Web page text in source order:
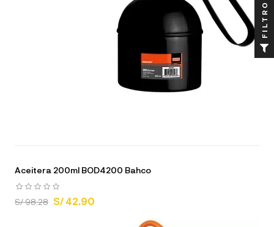
Aceitera 200ml BOD4200 Bahco
S/ 98.28 S/ 42.90
FILTRO